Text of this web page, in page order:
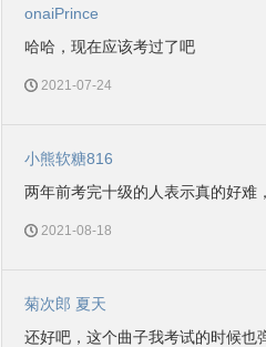
onaiPrince
哈哈，现在应该考过了吧
2021-07-24
小熊软糖816
两年前考完十级的人表示真的好难
2021-08-18
菊次郎 夏天
还好吧，这个曲子我考试的时候也